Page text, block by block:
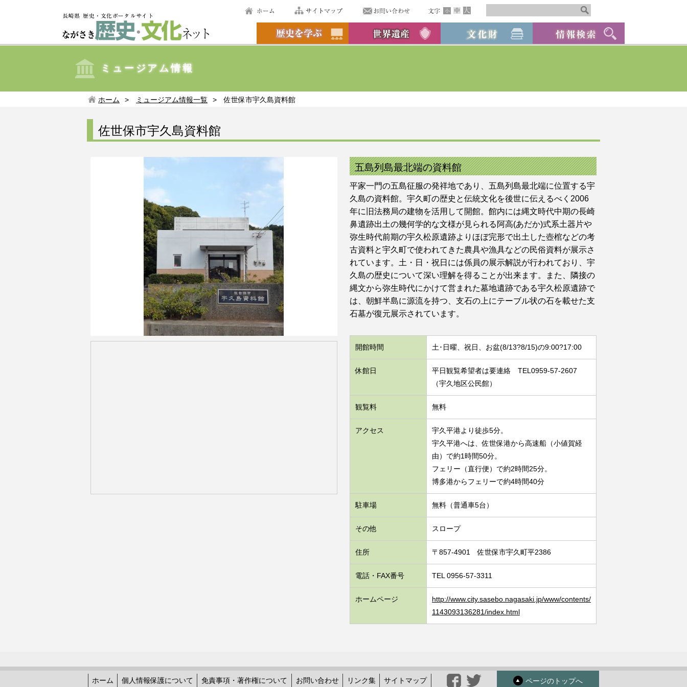
ミュージアム情報
ホーム ミュージアム情報一覧 佐世保市宇久島資料館
佐世保市宇久島資料館
五島列島最北端の資料館
平家一門の五島征服の発祥地であり、五島列島最北端に位置する宇
久島の資料館。宇久町の歴史と伝統文化を後世に伝えるべく2006
年に旧法務局の建物を活用して開館。館内には縄文時代中期の長崎
鼻遺跡出土の幾何学的な文様が見られる阿高(あだか)式系土器片や
弥生時代前期の宇久松原遺跡よりほぼ完形で出土した壺棺などの考
古資料と宇久町で使われてきた農具や漁具などの民俗資料が展示さ
れています。土・日・祝日には係員の展示解説が行われており、宇
久島の歴史について深い理解を得ることが出来ます。また、隣接の
縄文から弥生時代にかけて営まれた墓地遺跡である宇久松原遺跡で
は、朝鮮半島に源流を持つ、支石の上にテーブル状の石を載せた支
石墓が復元展示されています。
開館時間 土･日曜、祝日、お盆(8/13?8/15)の9:00?17:00
休館日
平日観覧希望者は要連絡 TEL0959-57-2607
（宇久地区公民館）
観覧料 無料
アクセス
宇久平港より徒歩5分。
宇久平港へは、佐世保港から高速船（小値賀経
由）で約1時間50分。
フェリー（直行便）で約2時間25分。
博多港からフェリーで約4時間40分
駐車場 無料（普通車5台）
その他 スロープ
住所 〒857-4901 佐世保市宇久町平2386
電話・FAX番号 TEL 0956-57-3311
ホームページ
http://www.city.sasebo.nagasaki.jp/www/contents/
1143093136281/index.html
ホーム 個人情報保護について 免責事項・著作権について お問い合わせ リンク集 サイトマップ ページのトップへ